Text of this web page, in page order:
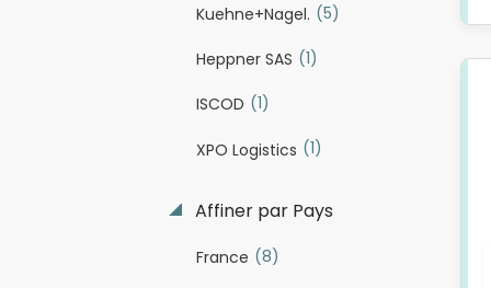
Kuehne+Nagel. (5)
Heppner SAS (1)
ISCOD (1)
XPO Logistics (1)
Affiner par Pays
France (8)